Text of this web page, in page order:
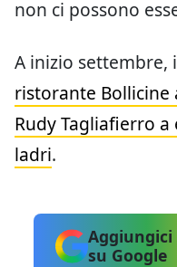
non ci possono
A inizio settembre,
ristorante Bollicine
Rudy Tagliafierro
ladri.
su Google